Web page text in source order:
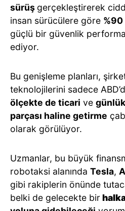
sürüş gerçekleştirerek
insan sürücülere göre %90
güçlü bir güvenlik
ediyor.
Bu genişleme planları,
teknolojilerini sadece
ölçekte de ticari ve
parçası haline getirme
olarak görülüyor.
Uzmanlar, bu büyük
robotaksi alanında Tesla,
gibi rakiplerin önünde
belki de gelecekte bir